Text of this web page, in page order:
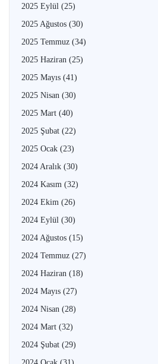
2025 Eylül (25)
2025 Ağustos (30)
2025 Temmuz (34)
2025 Haziran (25)
2025 Mayıs (41)
2025 Nisan (30)
2025 Mart (40)
2025 Şubat (22)
2025 Ocak (23)
2024 Aralık (30)
2024 Kasım (32)
2024 Ekim (26)
2024 Eylül (30)
2024 Ağustos (15)
2024 Temmuz (27)
2024 Haziran (18)
2024 Mayıs (27)
2024 Nisan (28)
2024 Mart (32)
2024 Şubat (29)